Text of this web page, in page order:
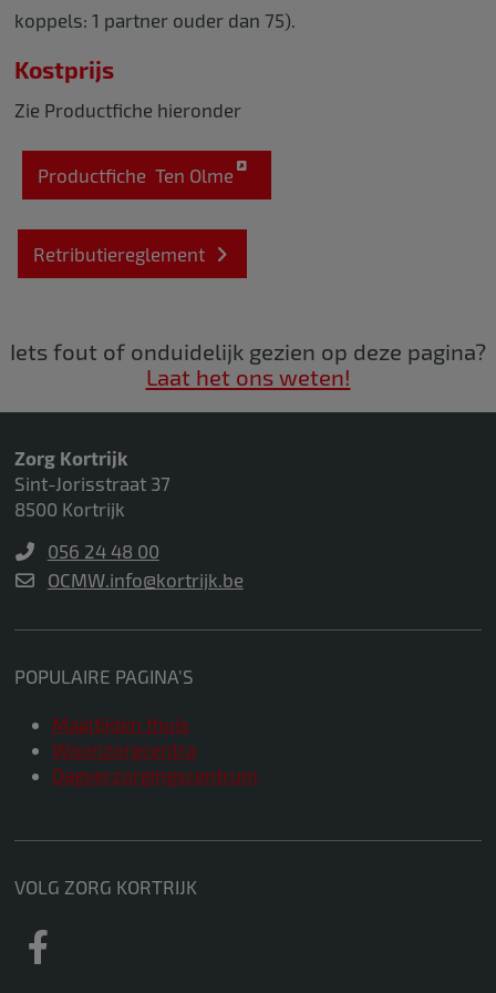
koppels: 1 partner ouder dan 75).
Kostprijs
Zie Productfiche hieronder
Productfiche Ten Olme
Retributiereglement
Iets fout of onduidelijk gezien op deze pagina?
Laat het ons weten!
Zorg Kortrijk
Sint-Jorisstraat 37
8500 Kortrijk
056 24 48 00
OCMW.info@kortrijk.be
POPULAIRE PAGINA'S
Maaltijden thuis
Woonzorgcentra
Dagverzorgingscentrum
VOLG ZORG KORTRIJK